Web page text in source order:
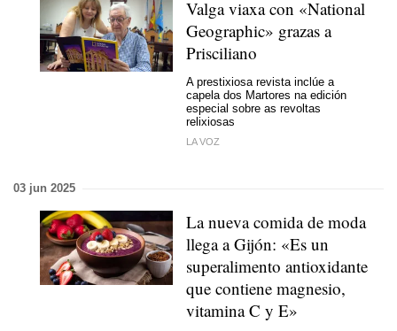
Valga viaxa con «National
Geographic» grazas a
Prisciliano
A prestixiosa revista inclúe a
capela dos Martores na edición
especial sobre as revoltas
relixiosas
LA VOZ
03 jun 2025
La nueva comida de moda
llega a Gijón: «Es un
superalimento antioxidante
que contiene magnesio,
vitamina C y E»